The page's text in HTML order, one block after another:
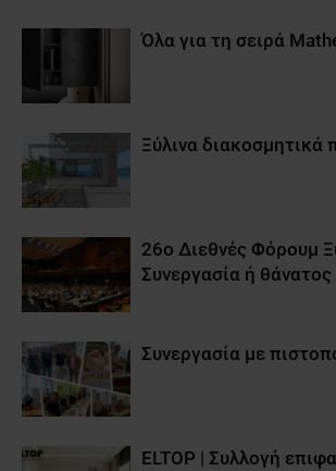
Όλα για τη σειρά
Ξύλινα διακοσμητικά
26ο Διεθνές Φόρουμ
Συνεργασία ή θάνατος
Συνεργασία με
ELTOP | Συλλογή